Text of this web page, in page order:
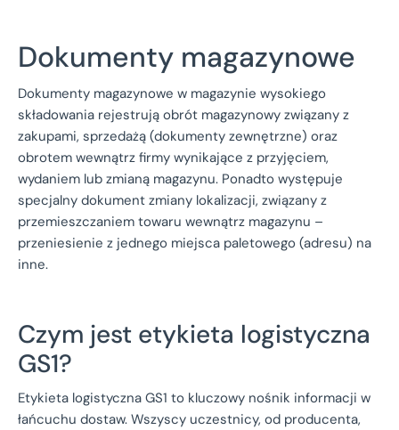
Dokumenty magazynowe
Dokumenty magazynowe w magazynie wysokiego
składowania rejestrują obrót magazynowy związany z
zakupami, sprzedażą (dokumenty zewnętrzne) oraz
obrotem wewnątrz firmy wynikające z przyjęciem,
wydaniem lub zmianą magazynu. Ponadto występuje
specjalny dokument zmiany lokalizacji, związany z
przemieszczaniem towaru wewnątrz magazynu –
przeniesienie z jednego miejsca paletowego (adresu) na
inne.
Czym jest etykieta logistyczna
GS1?
Etykieta logistyczna GS1 to kluczowy nośnik informacji w
łańcuchu dostaw. Wszyscy uczestnicy, od producenta,